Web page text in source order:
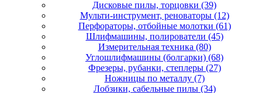
Дисковые пилы, торцовки (39)
Мульти-инструмент, реноваторы (12)
Перфораторы, отбойные молотки (61)
Шлифмашины, полирователи (45)
Измерительная техника (80)
Углошлифмашины (болгарки) (68)
Фрезеры, рубанки, степлеры (27)
Ножницы по металлу (7)
Лобзики, сабельные пилы (34)